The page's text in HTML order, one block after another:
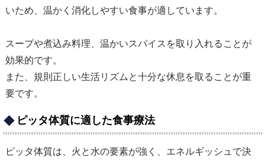
いため、温かく消化しやすい食事が適しています。
スープや煮込み料理、温かいスパイスを取り入れることが
効果的です。
また、規則正しい生活リズムと十分な休息を取ることが重
要です。
ピッタ体質に適した食事療法
ピッタ体質は、火と水の要素が強く、エネルギッシュで決